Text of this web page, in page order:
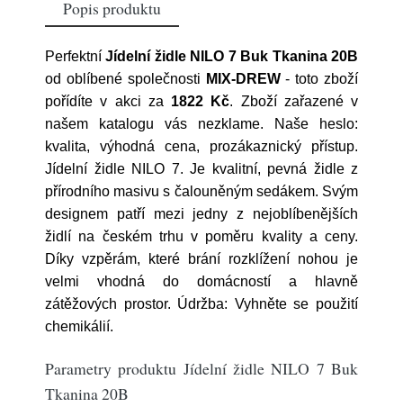
Popis produktu
PerfektníJídelní židle NILO 7 Buk Tkanina 20B
od oblíbené společnosti MIX-DREW- toto zboží
pořídíte v akci za 1822 Kč. Zboží zařazené v
našem katalogu vás nezklame. Naše heslo:
kvalita, výhodná cena, prozákaznický přístup.
Jídelní židle NILO 7. Je kvalitní, pevná židle z
přírodního masivu s čalouněným sedákem. Svým
designem patří mezi jedny z nejoblíbenějších
židlí na českém trhu v poměru kvality a ceny.
Díky vzpěrám, které brání rozklížení nohou je
velmi vhodná do domácností a hlavně
zátěžových prostor. Údržba: Vyhněte se použití
chemikálií.
Parametry produktu Jídelní židle NILO 7 Buk
Tkanina 20B